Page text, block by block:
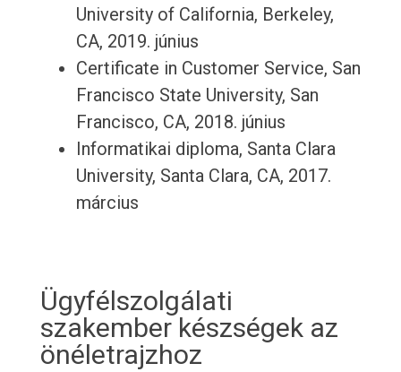
University of California, Berkeley,
CA, 2019. június
Certificate in Customer Service, San
Francisco State University, San
Francisco, CA, 2018. június
Informatikai diploma, Santa Clara
University, Santa Clara, CA, 2017.
március
Ügyfélszolgálati
szakember készségek az
önéletrajzhoz